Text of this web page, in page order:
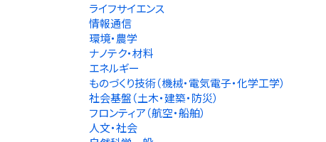
ライフサイエンス
情報通信
環境・農学
ナノテク・材料
エネルギー
ものづくり技術（機械・電気電子・化学工学）
社会基盤（土木・建築・防災）
フロンティア（航空・船舶）
人文・社会